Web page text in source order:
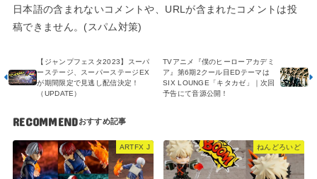
日本語の含まれないコメントや、URLが含まれたコメントは投
稿できません。(スパム対策)
TVアニメ『僕のヒーローアカデミ
ア』第6期2クール目EDテーマは
SIX LOUNGE「キタカゼ」｜次回
予告にて音源公開！
【ジャンプフェスタ2023】スーパ
ーステージ、スーパーステージEX
が期間限定で見逃し配信決定！
（UPDATE）
RECOMMEND
ARTFX J ねんどろいど